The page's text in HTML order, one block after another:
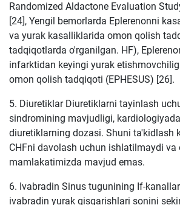
Randomized Aldactone Evaluation
[24], Yengil bemorlarda Eplerenonni
va yurak kasalliklarida omon qolish
tadqiqotlarda o'rganilgan. HF),
infarktidan keyingi yurak
omon qolish tadqiqoti (EPHESUS) [26].
5. Diuretiklar Diuretiklarni tayinlash
sindromining mavjudligi,
diuretiklarning dozasi. Shuni ta'kidlash
CHFni davolash uchun ishlatilmaydi va
mamlakatimizda mavjud emas.
6. Ivabradin Sinus tugunining If-
ivabradin yurak qisqarishlari sonini